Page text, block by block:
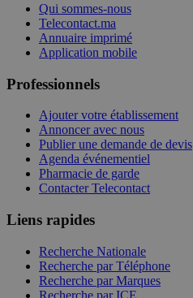
Qui sommes-nous
Telecontact.ma
Annuaire imprimé
Application mobile
Professionnels
Ajouter votre établissement
Annoncer avec nous
Publier une demande de devis
Agenda événementiel
Pharmacie de garde
Contacter Telecontact
Liens rapides
Recherche Nationale
Recherche par Téléphone
Recherche par Marques
Recherche par ICE